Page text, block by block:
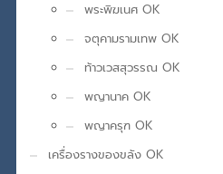
พระพิฆเนศ OK
จตุคามรามเทพ OK
ท้าวเวสสุวรรณ OK
พญานาค OK
พญาครุฑ OK
เครื่องรางของขลัง OK